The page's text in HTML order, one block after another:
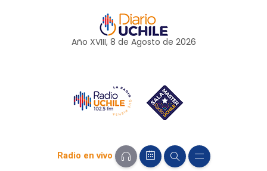
Año XVIII, 8 de Agosto de 2026
Radio en vivo